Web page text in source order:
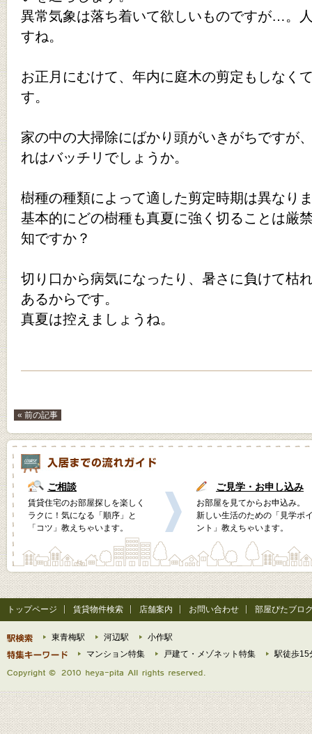
異常気象は落ち着いて欲しいものですが…。
すね。
お正月にむけて、年内に庭木の剪定もしなく
す。
家の中の大掃除にばかり頭がいきがちですが
れはバッチリでしょうか。
樹種の種類によって適した剪定時期は異なり
基本的にどの樹種も真夏に強く切ることは厳
知ですか？
切り口から病気になったり、暑さに負けて枯
あるからです。
真夏は控えましょうね。
« 前の記事
ご相談
賃貸住宅のお部屋探しを楽しく
ラクに！気になる「順序」と
「コツ」教えちゃいます。
ご見学・お申し込み
お部屋を見てからお申込み。
新しい生活のための「見学ポ
ント」教えちゃいます。
トップページ 賃貸物件検索 店舗案内 お問い合わせ 部屋ぴたブロ
東青梅駅 河辺駅
小作駅
マンション特集
戸建て・メゾネット特集 駅徒歩15